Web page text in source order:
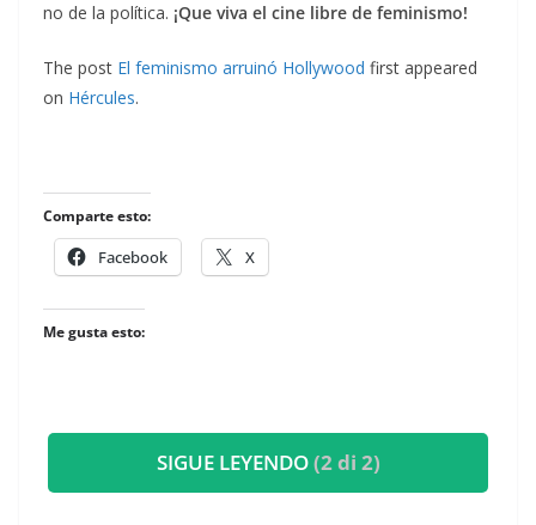
no de la política. ¡Que viva el cine libre de feminismo!
The post El feminismo arruinó Hollywood first appeared
on Hércules.
Comparte esto:
Facebook X
Me gusta esto:
SIGUE LEYENDO(2 di 2)